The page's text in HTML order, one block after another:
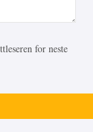
for neste